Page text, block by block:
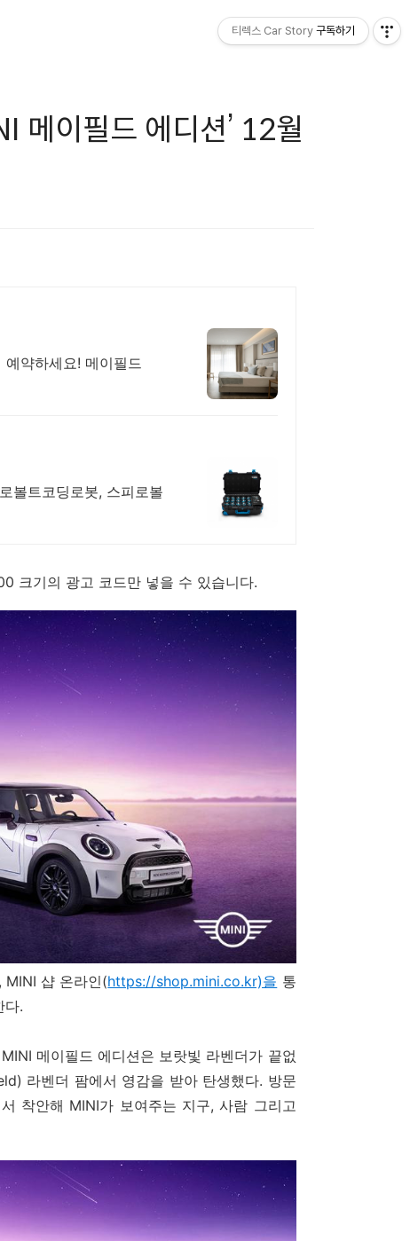
메이필드 에디션’ 12월
약하세요! 메이필드
볼트코딩로봇, 스피로볼
기의 광고 코드만 넣을 수 있습니다.
MINI 샵 온라인(https://shop.mini.co.kr)을 통
다.
메이필드 에디션은 보랏빛 라벤더가 끝없
라벤더 팜에서 영감을 받아 탄생했다. 방문
착안해 MINI가 보여주는 지구, 사람 그리고
티렉스 Car Story 구독하기